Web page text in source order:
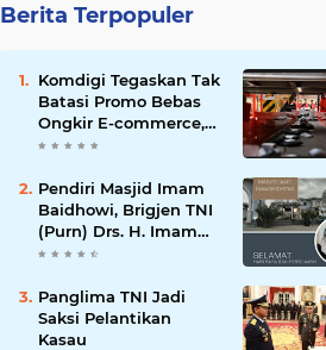
Berita Terpopuler
Komdigi Tegaskan Tak
Batasi Promo Bebas
Ongkir E-commerce,
tapi Perusahaan Kurir
Pendiri Masjid Imam
Baidhowi, Brigjen TNI
(Purn) Drs. H. Imam
Baidhowi, M.M., C. Fr.A
Selamat Idul Fitri 1445
H
Panglima TNI Jadi
Saksi Pelantikan
Kasau